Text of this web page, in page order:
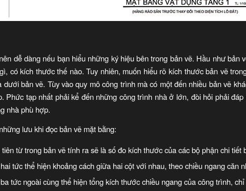
dễ dàng nếu bạn hiểu những ký hiệu bên trong bản vẽ. Hầu như
có kích thước thế nào. Tuy nhiên, muốn hiểu rõ kích thước bản vẽ
dưới bản vẽ. Tùy vào quy mô công trình mà có một đến nhiều bản vẽ
Phức tạp nhất phải kể đến những công trình nhà ở lớn, đòi hỏi phải
nhà phù hợp.
lưu khi đọc bản vẽ mặt bằng:
từ trong bản vẽ tính ra sẽ là số đo kích thước của các bộ phận chi
tức thể hiện khoảng cách giữa hai cột với nhau, theo chiều ngang căn
tức ngoài cùng thể hiện tổng kích thước chiều ngang của công trình,